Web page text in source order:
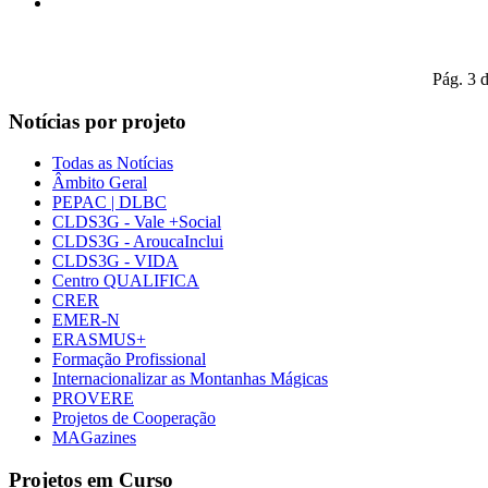
Pág. 3
Notícias por projeto
Todas as Notícias
Âmbito Geral
PEPAC | DLBC
CLDS3G - Vale +Social
CLDS3G - AroucaInclui
CLDS3G - VIDA
Centro QUALIFICA
CRER
EMER-N
ERASMUS+
Formação Profissional
Internacionalizar as Montanhas Mágicas
PROVERE
Projetos de Cooperação
MAGazines
Projetos em Curso